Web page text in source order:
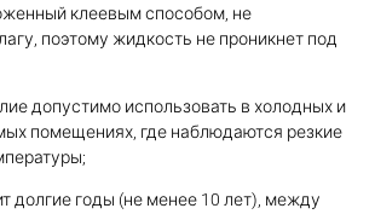
клеевым способом, не
поэтому жидкость не проникнет под
допустимо использовать в холодных и
помещениях, где наблюдаются резкие
долгие годы (не менее 10 лет), между